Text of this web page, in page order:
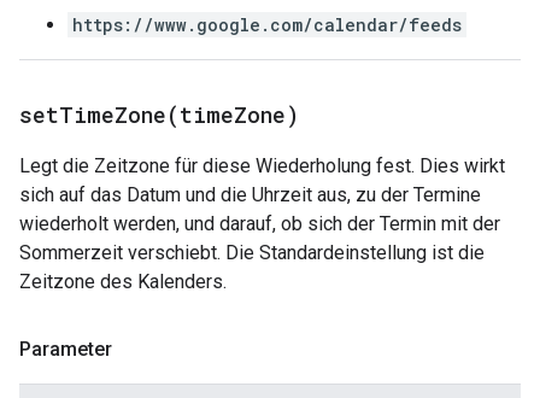
https://www.google.com/calendar/feeds
setTimeZone(timeZone)
Legt die Zeitzone für diese Wiederholung fest. Dies wirkt
sich auf das Datum und die Uhrzeit aus, zu der Termine
wiederholt werden, und darauf, ob sich der Termin mit der
Sommerzeit verschiebt. Die Standardeinstellung ist die
Zeitzone des Kalenders.
Parameter